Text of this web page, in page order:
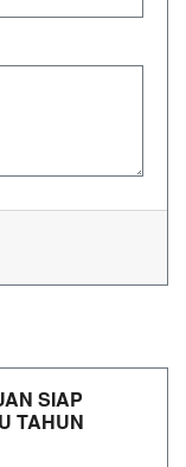
SIAP
TAHUN